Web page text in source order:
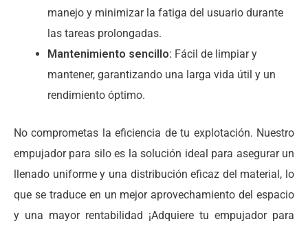
manejo y minimizar la fatiga del usuario durante
las tareas prolongadas.
Mantenimiento sencillo: Fácil de limpiar y
mantener, garantizando una larga vida útil y un
rendimiento óptimo.
No comprometas la eficiencia de tu explotación. Nuestro
empujador para silo es la solución ideal para asegurar un
llenado uniforme y una distribución eficaz del material, lo
que se traduce en un mejor aprovechamiento del espacio
y una mayor rentabilidad ¡Adquiere tu empujador para